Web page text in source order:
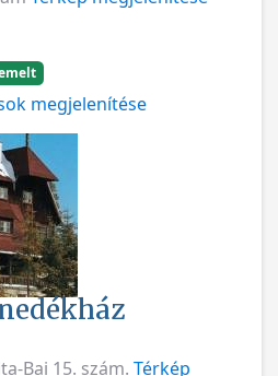
megjelenítése
Bai 15. szám. Térkép